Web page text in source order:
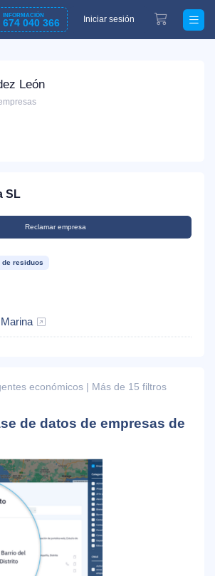
INFORMACIÓN
674 040 366 Iniciar sesión
León
SL
Reclamar empresa
de residuos
económicos | Más de 15 filtros
de datos de empresas de